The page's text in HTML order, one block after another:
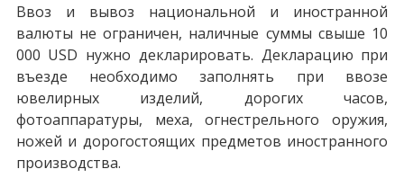
Ввоз и вывоз национальной и иностранной
валюты не ограничен, наличные суммы свыше 10
000 USD нужно декларировать. Декларацию при
въезде необходимо заполнять при ввозе
ювелирных изделий, дорогих часов,
фотоаппаратуры, меха, огнестрельного оружия,
ножей и дорогостоящих предметов иностранного
производства.